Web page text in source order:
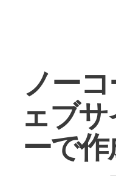
ノー
ェブ
ーで